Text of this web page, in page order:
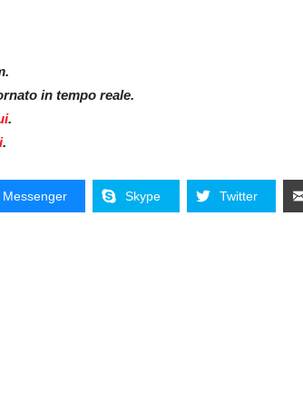
in tempo reale.
.
.
Messenger Skype Twitter